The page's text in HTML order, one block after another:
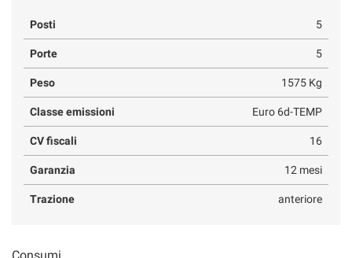
Posti 5
Porte 5
Peso 1575 Kg
Classe emissioni Euro 6d-TEMP
CV fiscali 16
Garanzia 12 mesi
Trazione anteriore
Consumi